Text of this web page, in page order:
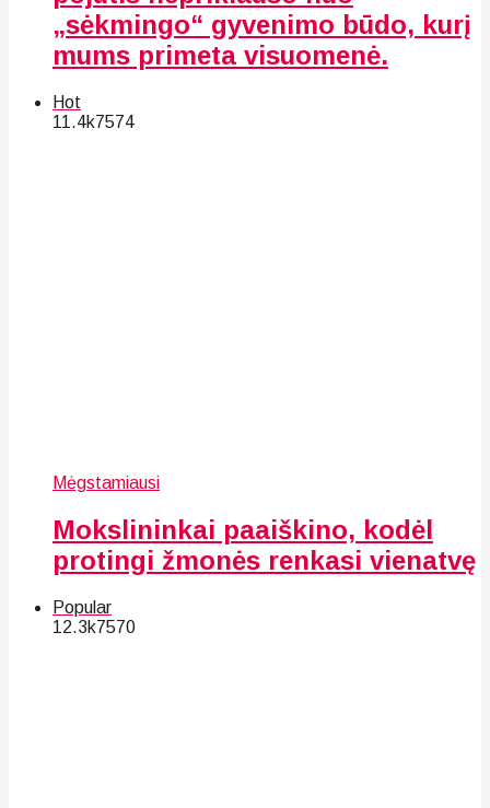
„sėkmingo“ gyvenimo būdo, kurį
mums primeta visuomenė.
Hot
11.4k7574
Mėgstamiausi
Mokslininkai paaiškino, kodėl
protingi žmonės renkasi vienatvę
Popular
12.3k7570